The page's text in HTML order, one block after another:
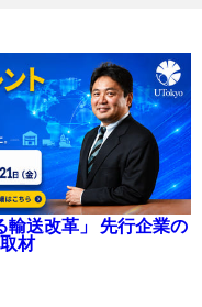
輸送改革」 先行企業の
材